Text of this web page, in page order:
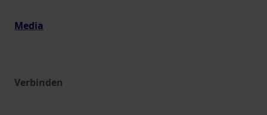
Media
Verbinden